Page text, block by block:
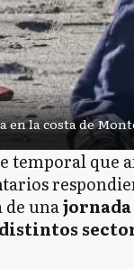
en la costa de
temporal que
de una